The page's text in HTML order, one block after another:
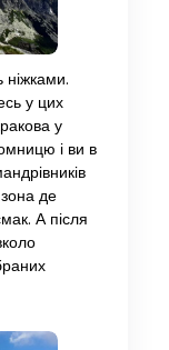
ніжками.
у цих
у
і ви в
де
А після